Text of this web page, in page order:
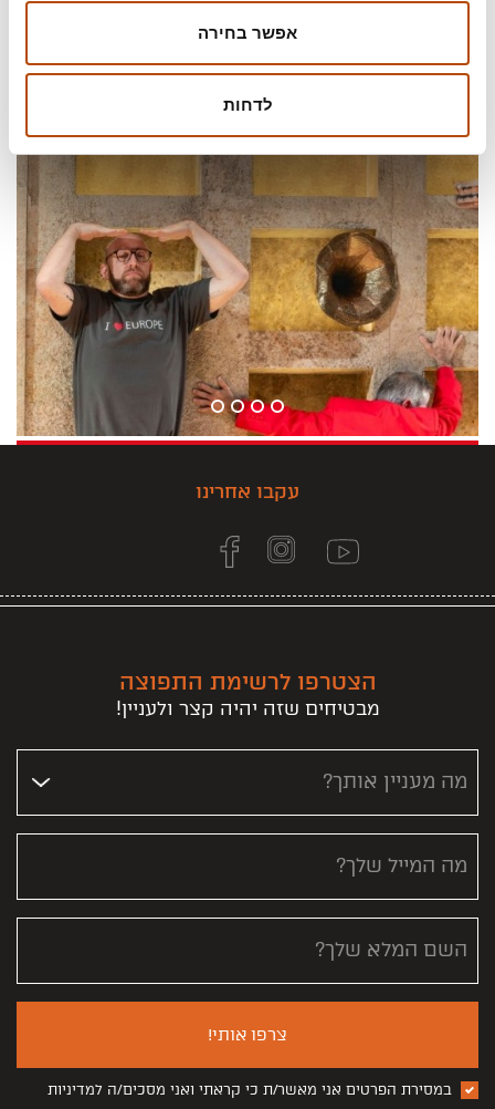
אפשר בחירה
לדחות
"הפקה אוונגרדית ופורצת דרך."
עקבו אחרינו
הצטרפו לרשימת התפוצה
מבטיחים שזה יהיה קצר ולעניין!
מה מעניין אותך?
מה המייל שלך?
השם המלא שלך?
צרפו אותי!
במסירת הפרטים אני מאשר/ת כי קראתי ואני מסכים/ה למדיניות